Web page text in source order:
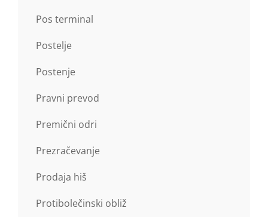
Pos terminal
Postelje
Postenje
Pravni prevod
Premični odri
Prezračevanje
Prodaja hiš
Protibolečinski obliž